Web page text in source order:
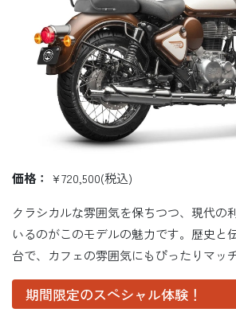
価格： ¥720,500(税込)
クラシカルな雰囲気を保ちつつ、現代の
いるのがこのモデルの魅力です。歴史と
台で、カフェの雰囲気にもぴったりマッ
期間限定のスペシャル体験！